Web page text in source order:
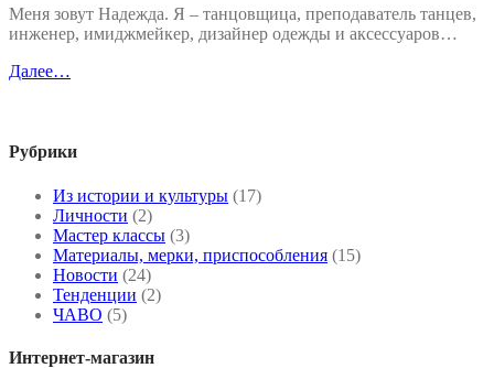
Меня зовут Надежда. Я – танцовщица, преподаватель танцев,
инженер, имиджмейкер, дизайнер одежды и аксессуаров…
Далее…
Рубрики
Из истории и культуры (17)
Личности (2)
Мастер классы (3)
Материалы, мерки, приспособления (15)
Новости (24)
Тенденции (2)
ЧАВО (5)
Интернет-магазин